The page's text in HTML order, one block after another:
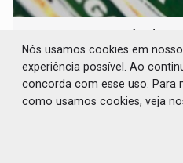
MEGA SENA: Prêmio
milhões
Geral 07 de Agosto de
Dezenas sorteadas foram: 16
Nós usamos cookies em
experiência possível. Ao
concorda com esse uso. Para
como usamos cookies, veja